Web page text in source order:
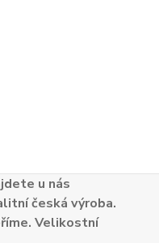
u nás
česká výroba.
Velikostní